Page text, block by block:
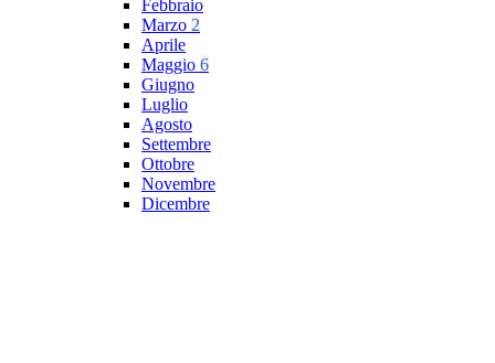
Febbraio
Marzo 2
Aprile
Maggio 6
Giugno
Luglio
Agosto
Settembre
Ottobre
Novembre
Dicembre